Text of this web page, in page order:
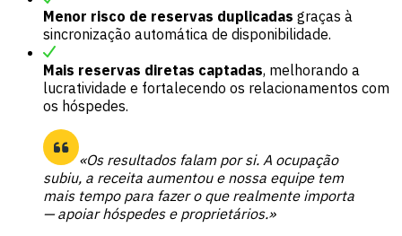
Menor risco de reservas duplicadas graças à
sincronização automática de disponibilidade.
Mais reservas diretas captadas, melhorando a
lucratividade e fortalecendo os relacionamentos com
os hóspedes.
«Os resultados falam por si. A ocupação
subiu, a receita aumentou e nossa equipe tem
mais tempo para fazer o que realmente importa
— apoiar hóspedes e proprietários.»